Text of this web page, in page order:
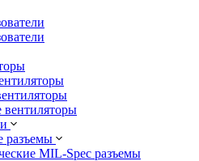
вентиляторы
разъемы
MIL-Spec разъемы